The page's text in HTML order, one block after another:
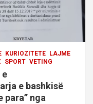
KURIOZITETE
LAJME
SPORT VETING
e
e bashkisë
para” nga